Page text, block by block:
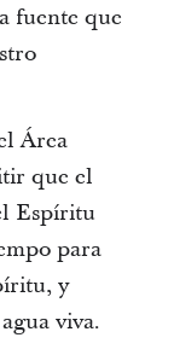
fuente que
Área
que el
Espíritu
para
y
viva.